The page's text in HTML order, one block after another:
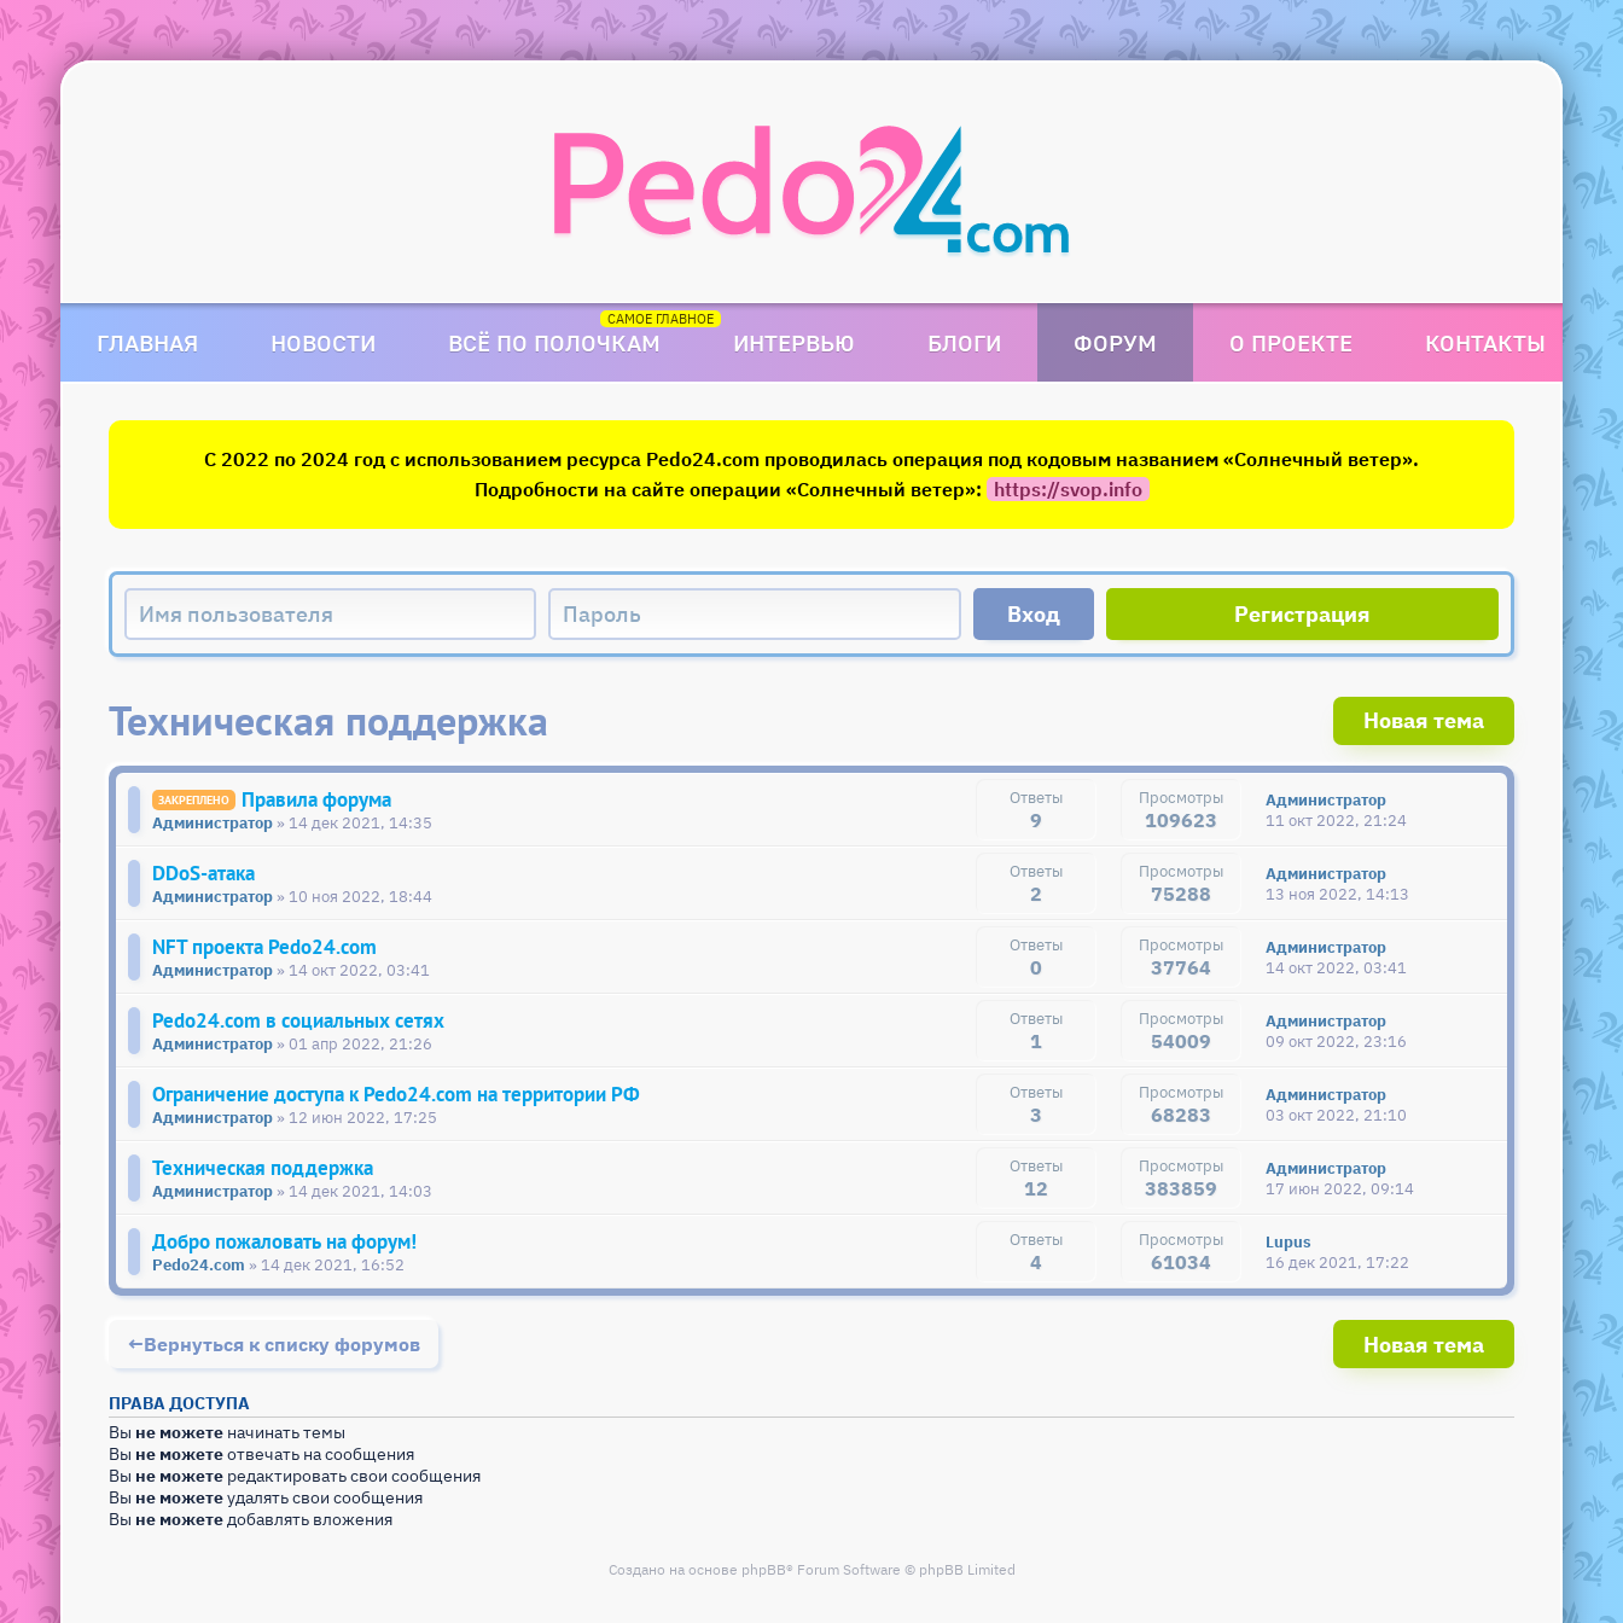
ГЛАВНАЯ НОВОСТИ ВСЁ ПО ПОЛОЧКАМ ИНТЕРВЬЮ БЛОГИ ФОРУМ О ПРОЕКТЕ КОНТАКТЫ
С 2022 по 2024 год с использованием ресурса Pedo24.com проводилась операция под кодовым названием «Солнечный ветер».
Подробности на сайте операции «Солнечный ветер»: https://svop.info
Регистрация
Техническая поддержка Новая тема
Правила форума
Администратор » 14 дек 2021, 14:35 9 109623
Администратор
11 окт 2022, 21:24
DDoS-атака
Администратор » 10 ноя 2022, 18:44 2 75288
Администратор
13 ноя 2022, 14:13
NFT проекта Pedo24.com
Администратор » 14 окт 2022, 03:41 0 37764
Администратор
14 окт 2022, 03:41
Pedo24.com в социальных сетях
Администратор » 01 апр 2022, 21:26 1 54009
Администратор
09 окт 2022, 23:16
Ограничение доступа к Pedo24.com на территории РФ
Администратор » 12 июн 2022, 17:25 3 68283
Администратор
03 окт 2022, 21:10
Техническая поддержка
Администратор » 14 дек 2021, 14:03 12 383859
Администратор
17 июн 2022, 09:14
Добро пожаловать на форум!
Pedo24.com » 14 дек 2021, 16:52 4 61034
Lupus
16 дек 2021, 17:22
Вернуться к списку форумов Новая тема
ПРАВА ДОСТУПА
Вы не можете начинать темы
Вы не можетеотвечать на сообщения
Вы не можете редактировать свои сообщения
Вы не можетеудалять свои сообщения
Вы не можетедобавлять вложения
Создано на основе phpBB® Forum Software © phpBB Limited